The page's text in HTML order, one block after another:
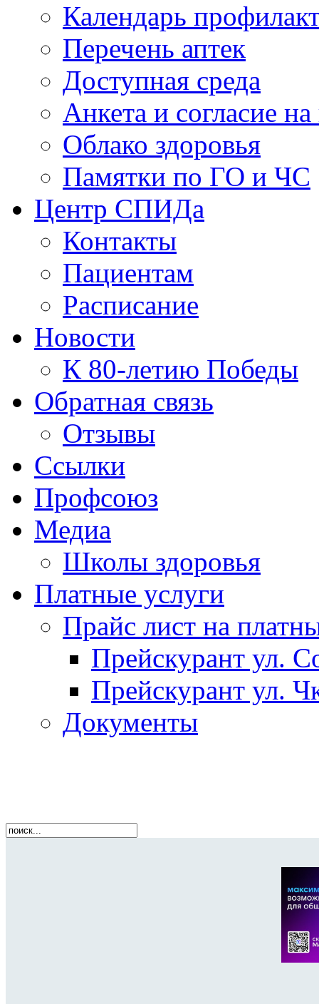
Календарь
Перечень аптек
Доступная среда
Анкета и согласие
Облако здоровья
Памятки по ГО и ЧС
Центр СПИДа
Контакты
Пациентам
Расписание
Новости
К 80-летию Победы
Обратная связь
Отзывы
Ссылки
Профсоюз
Медиа
Школы здоровья
Платные услуги
Прайс лист на
Прейскурант ул.
Прейскурант ул.
Документы